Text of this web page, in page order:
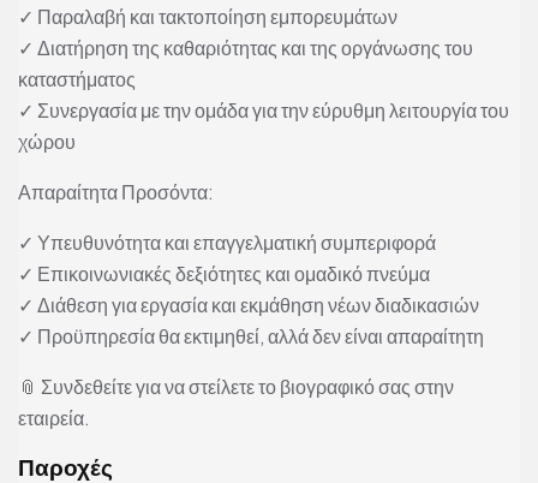
✓ Παραλαβή και τακτοποίηση εμπορευμάτων
✓ Διατήρηση της καθαριότητας και της οργάνωσης του
καταστήματος
✓ Συνεργασία με την ομάδα για την εύρυθμη λειτουργία του
χώρου
Απαραίτητα Προσόντα:
✓ Υπευθυνότητα και επαγγελματική συμπεριφορά
✓ Επικοινωνιακές δεξιότητες και ομαδικό πνεύμα
✓ Διάθεση για εργασία και εκμάθηση νέων διαδικασιών
✓ Προϋπηρεσία θα εκτιμηθεί, αλλά δεν είναι απαραίτητη
📎 Συνδεθείτε για να στείλετε το βιογραφικό σας στην
εταιρεία.
Παροχές